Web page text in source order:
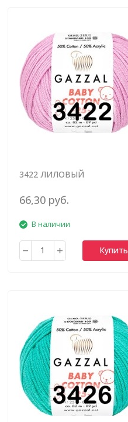
3422 ЛИЛОВЫЙ
66,30 руб.
В наличии
Купить